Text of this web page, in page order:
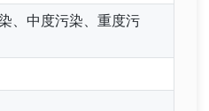
、中度污染、重度污